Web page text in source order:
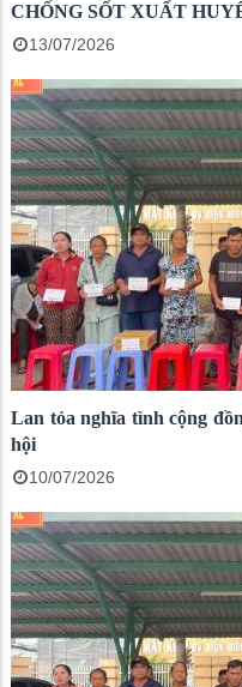
CHỐNG SỐT XUẤT
13/07/2026
Lan tỏa nghĩa tình cộng
hội
10/07/2026